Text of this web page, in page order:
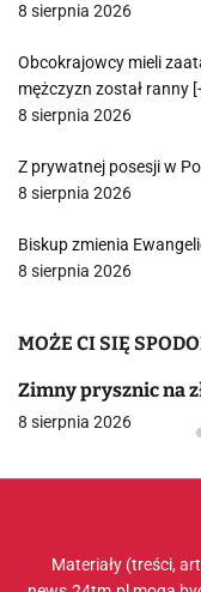
8 sierpnia 2026
Obcokrajowcy mieli
mężczyzn został ranny
8 sierpnia 2026
Z prywatnej posesji w
8 sierpnia 2026
Biskup zmienia
8 sierpnia 2026
MOŻE CI SIĘ
Zimny prysznic na
8 sierpnia 2026
Materiały (treści,